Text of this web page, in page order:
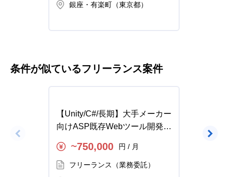
銀座・有楽町（東京都）
条件が似ているフリーランス案件
【Unity/C#/長期】大手メーカー
向けASP既存Webツール開発の
〜750,000 円 / 月
フリーランス（業務委託）
案件